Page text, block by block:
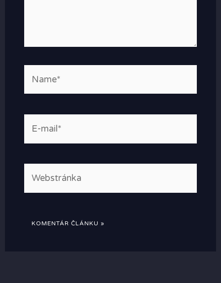
mail*